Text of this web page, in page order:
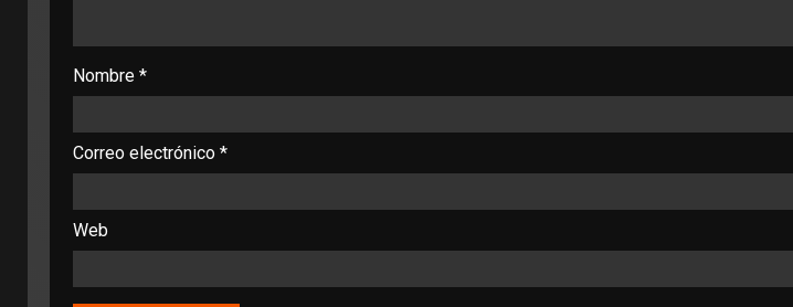
Nombre *
Correo electrónico *
Web